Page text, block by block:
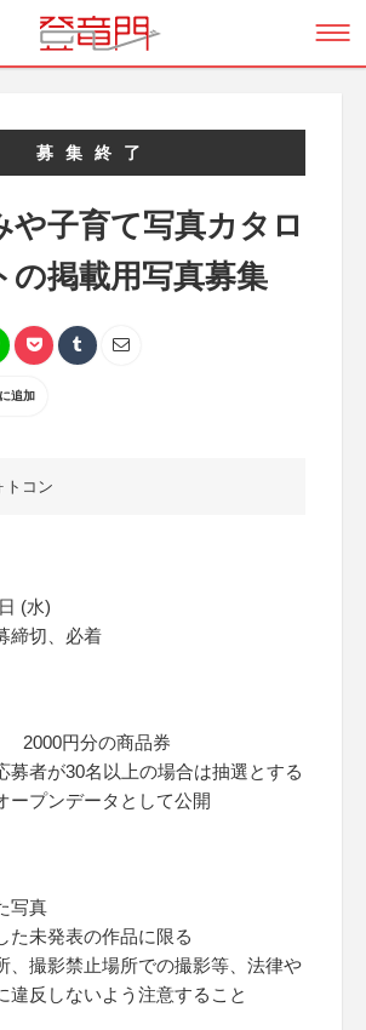
募集終了
や子育て写真カタロ
の掲載用写真募集
追加
トコン
(水)
締切、必着
2000円分の商品券
募者が30名以上の場合は抽選とする
ープンデータとして公開
写真
た未発表の作品に限る
、撮影禁止場所での撮影等、法律や
違反しないよう注意すること